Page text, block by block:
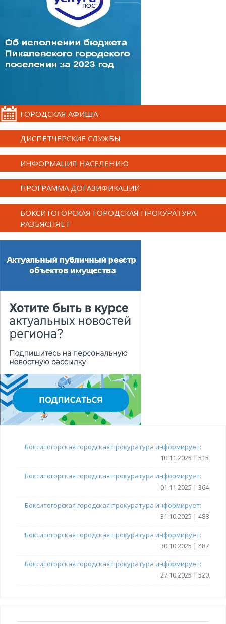
ГОРОДСКАЯ АФИША
ДИСПЕТЧЕРСКИЕ СЛУЖБЫ
ИНФОРМАЦИЯ НАСЕЛЕНИЮ
ПРОГРАММА ДОГАЗИФИКАЦИИ
БОКСИТОГОРСКАЯ ГОРОДСКАЯ ПРОКУРАТУРА
РАЗЪЯСНЯЕТ
Бокситогорская городская прокуратура информирует:
10.11.2025 | 515
Бокситогорская городская прокуратура информирует:
01.11.2025 | 364
Бокситогорская городская прокуратура информирует:
31.10.2025 | 488
Бокситогорская городская прокуратура информирует:
30.10.2025 | 487
Бокситогорская городская прокуратура информирует:
27.10.2025 | 520